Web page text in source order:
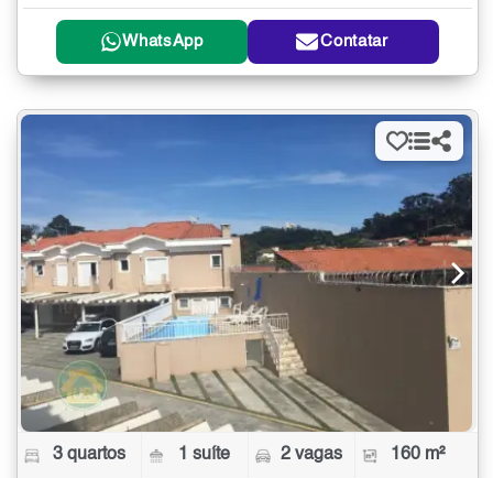
WhatsApp Contatar
3 quartos 1 suíte 2 vagas 160 m²